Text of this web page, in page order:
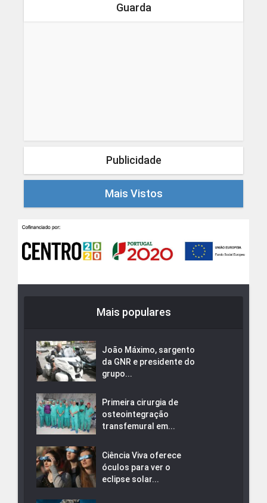
Guarda
Publicidade
Mais Vistos
Mais populares
João Máximo, sargento
da GNR e presidente do
grupo...
Primeira cirurgia de
osteointegração
transfemural em...
Ciência Viva oferece
óculos para ver o
eclipse solar...